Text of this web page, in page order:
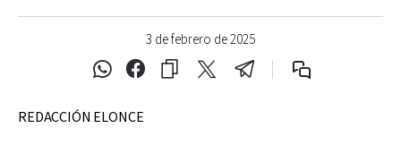
3 de febrero de 2025
REDACCIÓN ELONCE